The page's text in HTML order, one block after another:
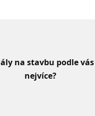
na stavbu podle
nejvíce?